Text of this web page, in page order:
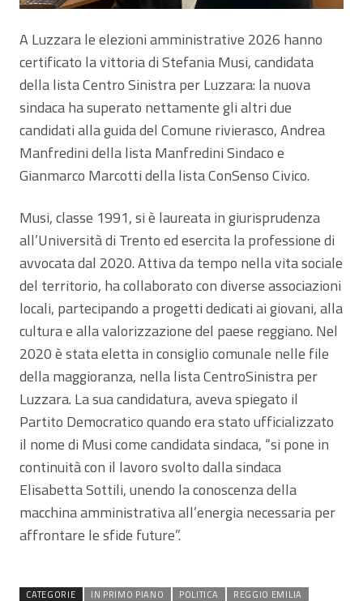
A Luzzara le elezioni amministrative 2026 hanno
certificato la vittoria di Stefania Musi, candidata
della lista Centro Sinistra per Luzzara: la nuova
sindaca ha superato nettamente gli altri due
candidati alla guida del Comune rivierasco, Andrea
Manfredini della lista Manfredini Sindaco e
Gianmarco Marcotti della lista ConSenso Civico.
Musi, classe 1991, si è laureata in giurisprudenza
all’Università di Trento ed esercita la professione di
avvocata dal 2020. Attiva da tempo nella vita sociale
del territorio, ha collaborato con diverse associazioni
locali, partecipando a progetti dedicati ai giovani, alla
cultura e alla valorizzazione del paese reggiano. Nel
2020 è stata eletta in consiglio comunale nelle file
della maggioranza, nella lista CentroSinistra per
Luzzara. La sua candidatura, aveva spiegato il
Partito Democratico quando era stato ufficializzato
il nome di Musi come candidata sindaca, “si pone in
continuità con il lavoro svolto dalla sindaca
Elisabetta Sottili, unendo la conoscenza della
macchina amministrativa all’energia necessaria per
affrontare le sfide future”.
CATEGORIE IN PRIMO PIANO POLITICA
REGGIO EMILIA